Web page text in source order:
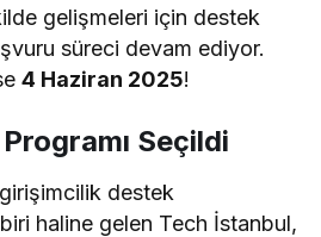
gelişmeleri için destek
süreci devam ediyor.
4 Haziran 2025!
Seçildi
destek
haline gelen Tech İstanbul,